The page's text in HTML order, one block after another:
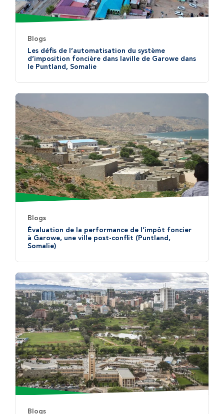
Blogs
Les défis de l’automatisation du système
d’imposition foncière dans laville de Garowe dans
le Puntland, Somalie
Blogs
Évaluation de la performance de l’impôt foncier
à Garowe, une ville post-conflit (Puntland,
Somalie)
Blogs